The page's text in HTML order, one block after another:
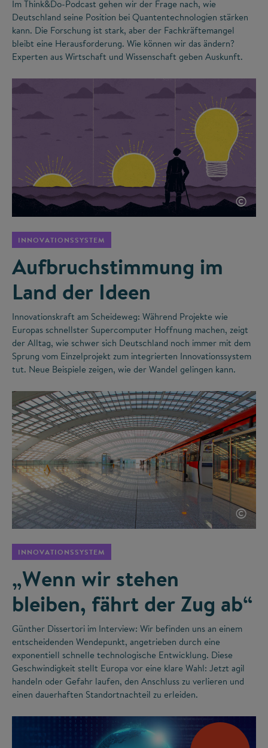
Im Think&Do-Podcast gehen wir der Frage nach, wie
Deutschland seine Position bei Quantentechnologien stärken
kann. Die Forschung ist stark, aber der Fachkräftemangel
bleibt eine Herausforderung. Wie können wir das ändern?
Experten aus Wirtschaft und Wissenschaft geben Auskunft.
©
INNOVATIONSSYSTEM
Aufbruchstimmung im
Land der Ideen
Innovationskraft am Scheideweg: Während Projekte wie
Europas schnellster Supercomputer Hoffnung machen, zeigt
der Alltag, wie schwer sich Deutschland noch immer mit dem
Sprung vom Einzelprojekt zum integrierten Innovationssystem
tut. Neue Beispiele zeigen, wie der Wandel gelingen kann.
©
INNOVATIONSSYSTEM
„Wenn wir stehen
bleiben, fährt der Zug ab“
Günther Dissertori im Interview: Wir befinden uns an einem
entscheidenden Wendepunkt, angetrieben durch eine
exponentiell schnelle technologische Entwicklung. Diese
Geschwindigkeit stellt Europa vor eine klare Wahl: Jetzt agil
handeln oder Gefahr laufen, den Anschluss zu verlieren und
einen dauerhaften Standortnachteil zu erleiden.